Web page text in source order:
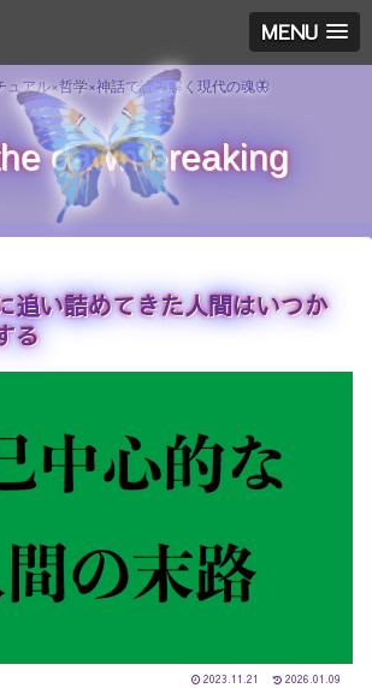
MENU
ュアル×哲学×神話で読み解く現代の魂🦋
dawn breaking
追い詰めてきた人間はいつか
る
2023.11.21 2026.01.09
●
●●
●
●